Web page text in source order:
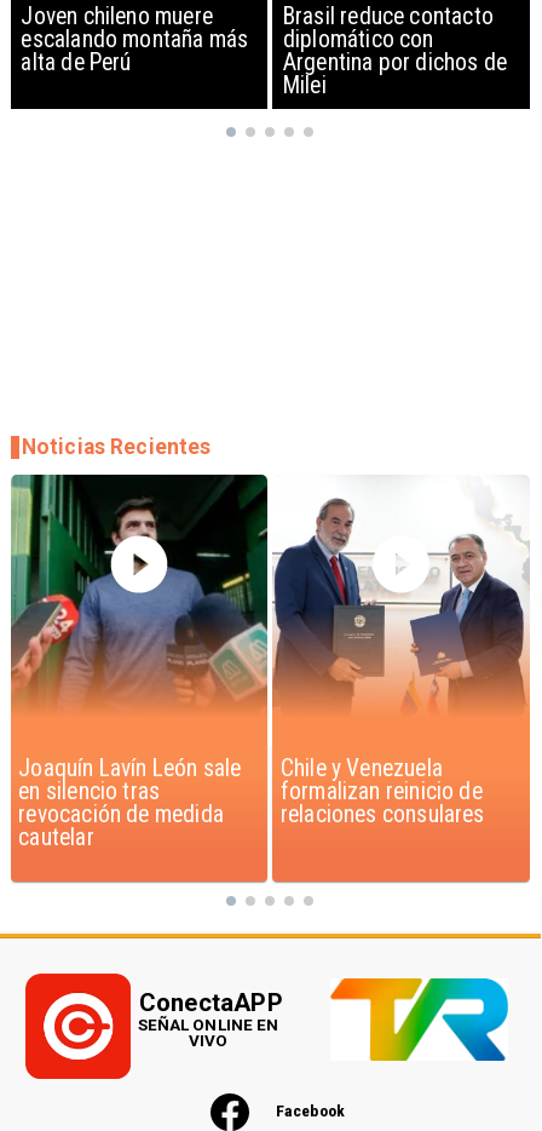
Brasil reduce contacto
diplomático con
Argentina por dichos de
China restringe
exportación de drones a
EEUU y sanciona
empresas
Chile y Venezuela
formalizan reinicio de
relaciones consulares
Feriantes rechazan
dichos de Camila Flores
sobre Fabiola Campillai
Noticias Recientes
Facebook
ConectaAPP
SEÑAL ONLINE EN
VIVO